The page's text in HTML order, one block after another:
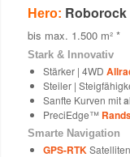
Hero: Roborock
bis max. 1.500 m² *
Stark & Innovativ
Stärker | 4WD
Steiler |
Sanfte Kurven mit
PreciEdge™
Smarte Navigation
GPS-RTK